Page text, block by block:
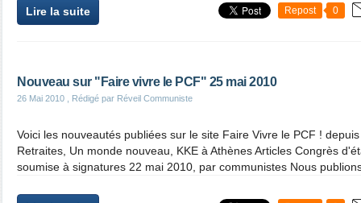
Lire la suite Repost 0
Nouveau sur "Faire vivre le PCF" 25 mai 2010
26 Mai 2010 , Rédigé par Réveil Communiste
Voici les nouveautés publiées sur le site Faire Vivre le PCF !
Retraites, Un monde nouveau, KKE à Athènes Articles Congrès
soumise à signatures 22 mai 2010, par communistes Nous